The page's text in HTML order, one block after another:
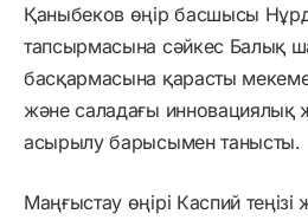
Қаныбеков өңір басшысы
тапсырмасына сәйкес Балық
басқармасына қарасты
және саладағы инновациялық
асырылу барысымен танысты.
Маңғыстау өңірі Каспий